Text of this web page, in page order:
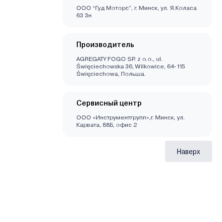
ООО “Гуд Моторс”, г. Минск, ул. Я.Коласа
63 3н
Производитель
AGREGATY FOGO SP. z o.o., ul.
Święciechowska 36, Wilkowice, 64-115
Święciechowa, Польша.
Сервисный центр
ООО «Инструментгрупп»,г. Минск, ул.
Карвата, 88Б, офис 2
Наверх